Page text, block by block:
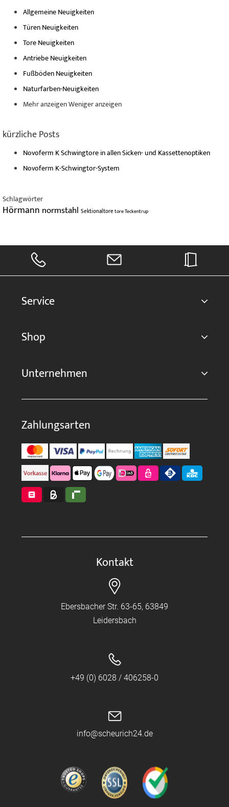
Allgemeine Neuigkeiten
Türen Neuigkeiten
Tore Neuigkeiten
Antriebe Neuigkeiten
Fußböden Neuigkeiten
Naturfarben-Neuigkeiten
Mehr anzeigenWeniger anzeigen
kürzliche Posts
Novoferm K Schwingtore in allen Sicken- und Kassettenoptiken
Novoferm K-Schwingtor-System
Schlagwörter
Hörmann normstahl SektionaltoretoreTeckentrup
Service
Shop
Unternehmen
Zahlungsarten
Kontakt
Ebersbacher Str. 63-65, 63849
Leidersbach
+49 (0) 6028 / 406258-0
info@scheurich24.de